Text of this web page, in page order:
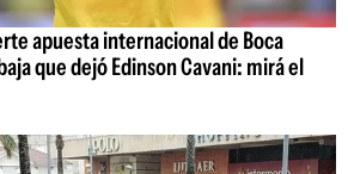
apuesta internacional de Boca
que dejó Edinson Cavani: mirá el